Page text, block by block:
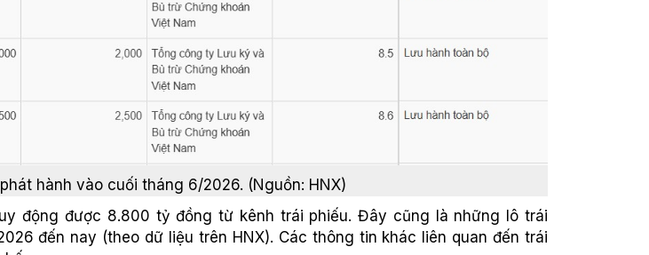
hành vào cuối tháng 6/2026. (Nguồn: HNX)
động được 8.800 tỷ đồng từ kênh trái phiếu. Đây cũng là những lô trái
đến nay (theo dữ liệu trên HNX). Các thông tin khác liên quan đến trái